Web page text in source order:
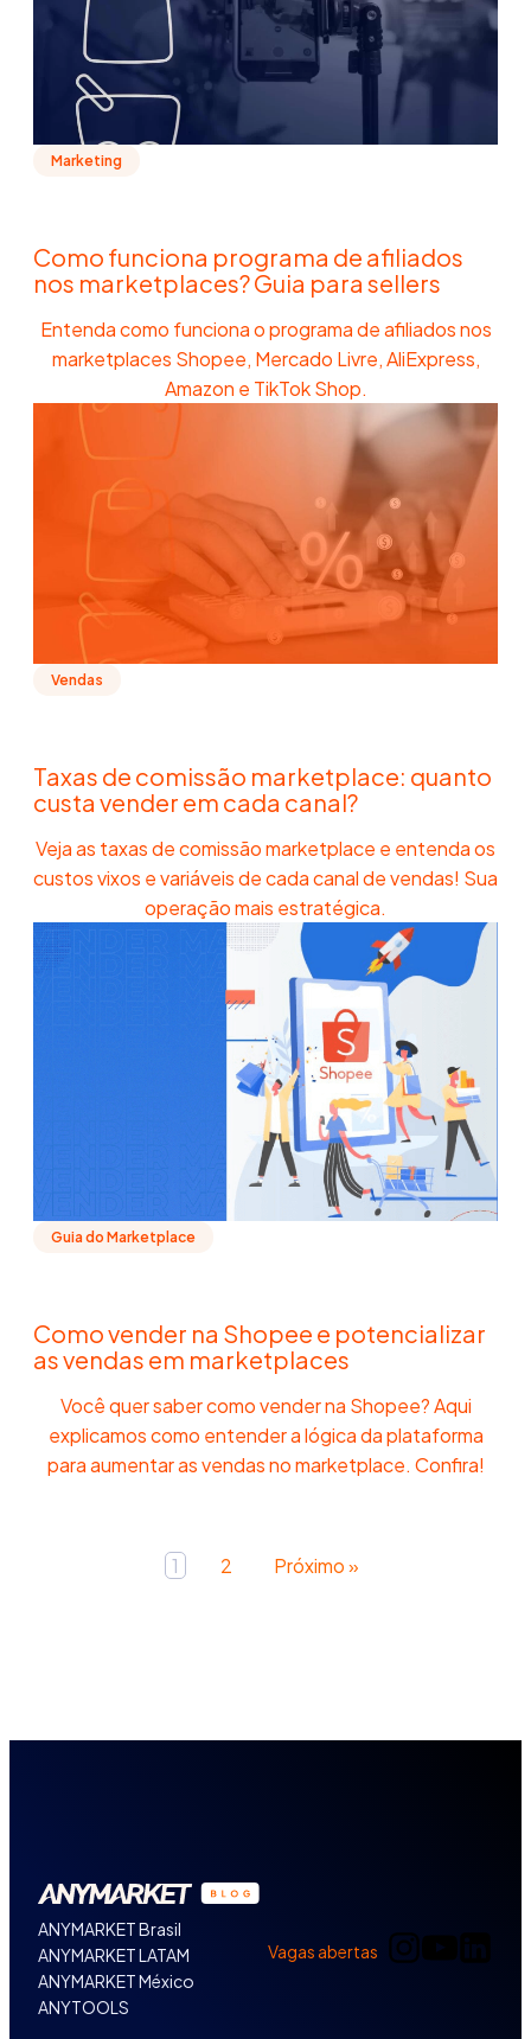
Marketing
Como funciona programa de afiliados
nos marketplaces? Guia para sellers
Entenda como funciona o programa de afiliados nos
marketplaces Shopee, Mercado Livre, AliExpress,
Amazon e TikTok Shop.
Vendas
Taxas de comissão marketplace: quanto
custa vender em cada canal?
Veja as taxas de comissão marketplace e entenda os
custos vixos e variáveis de cada canal de vendas! Sua
operação mais estratégica.
Guia do Marketplace
Como vender na Shopee e potencializar
as vendas em marketplaces
Você quer saber como vender na Shopee? Aqui
explicamos como entender a lógica da plataforma
para aumentar as vendas no marketplace. Confira!
1 2 Próximo »
ANYMARKET Brasil
ANYMARKET LATAM
ANYMARKET México
ANYTOOLS
Vagas abertas